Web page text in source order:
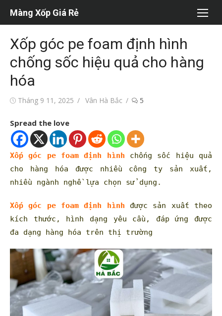
dung
Màng Xốp Giá Rẻ
Xốp góc pe foam định hình
chống sốc hiệu quả cho hàng
hóa
ĐăngTháng 9 11, 2025
Tác
Vân Hà Bắc 5
Spread the love
Xốp góc pe foam định hình chống sốc hiệu quả
cho hàng hóa được nhiều công ty sản xuất,
nhiều ngành nghề lựa chọn sử dụng.
Xốp góc pe foam định hình được sản xuất theo
kích thước, hình dạng yêu cầu, đáp ứng được
đa dạng hàng hóa trên thị trường